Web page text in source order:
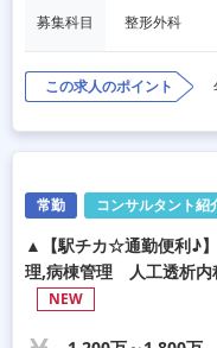
募集科目 整形外科
この求人のポイント
常勤 コンサルタント紹
▲【駅チカ☆通勤便利♪
理,病棟管理 人工透析
NEW